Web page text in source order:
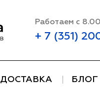
Работаем с
+ 7 (351)
ДОСТАВКА БЛОГ